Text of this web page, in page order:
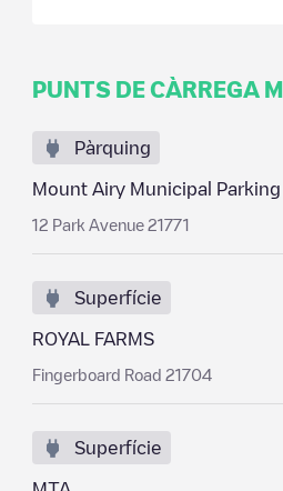
PUNTS DE CÀRREGA
Pàrquing
Mount Airy Municipal
12 Park Avenue 21771
Superfície
ROYAL FARMS
Fingerboard Road 21704
Superfície